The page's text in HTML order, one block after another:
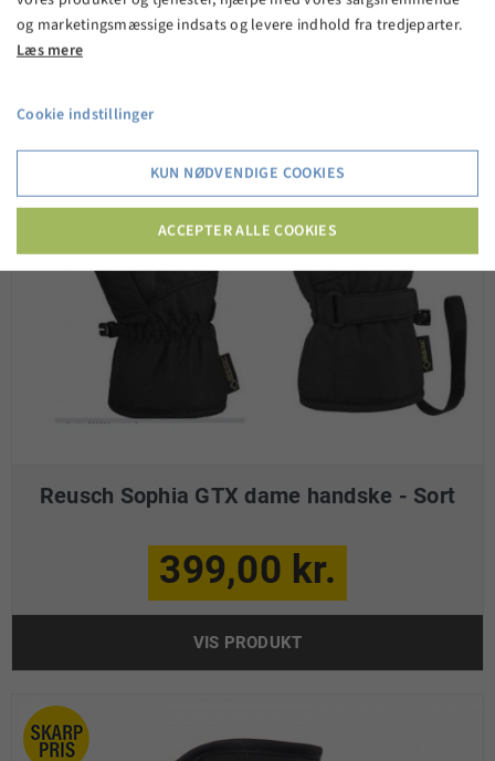
Reusch Sophia GTX dame handske - Sort
399,00 kr.
VIS PRODUKT
og marketingsmæssige indsats og levere indhold fra tredjeparter.
Læs mere
Cookie indstillinger
KUN NØDVENDIGE COOKIES
ACCEPTER ALLE COOKIES